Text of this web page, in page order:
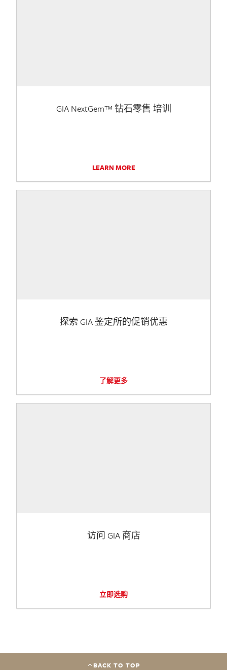
GIA NextGem™ 钻石零售 培训
LEARN MORE
探索 GIA 鉴定所的促销优惠
了解更多
访问 GIA 商店
立即选购
BACK TO TOP